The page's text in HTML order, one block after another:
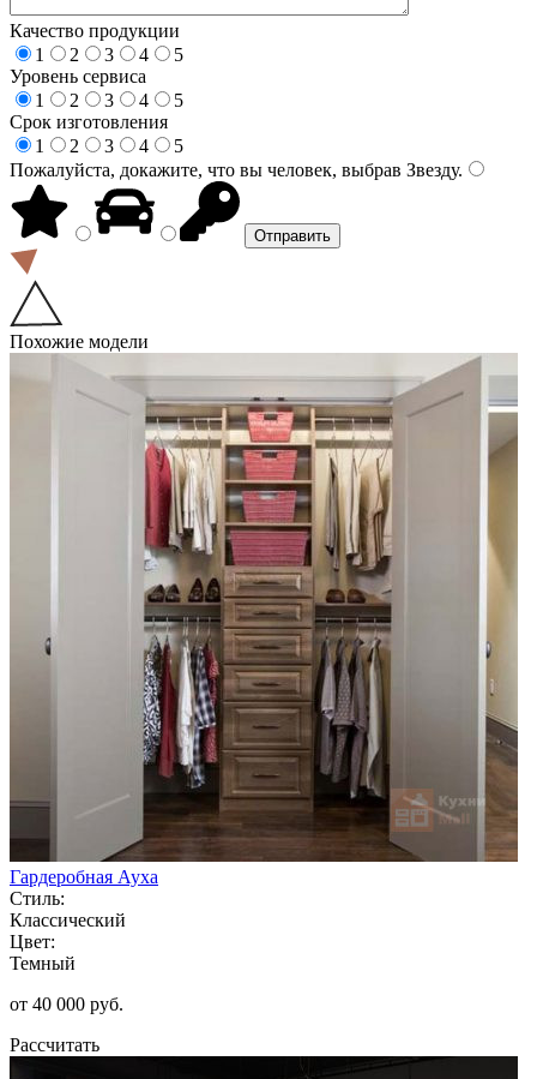
Качество продукции
1
2 3 4
5
Уровень сервиса
1
2 3 4
5
Срок изготовления
1
2 3 4
5
Пожалуйста, докажите, что вы человек, выбрав Звезду.
Похожие модели
Гардеробная Ауха
Стиль:
Классический
Цвет:
Темный
от 40 000 руб.
Рассчитать